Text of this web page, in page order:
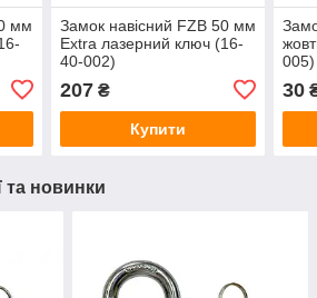
мм
Замок навісний FZB 50 мм
Extra лазерний ключ (16-
40-002)
207₴
Купити
005)
30
та новинки